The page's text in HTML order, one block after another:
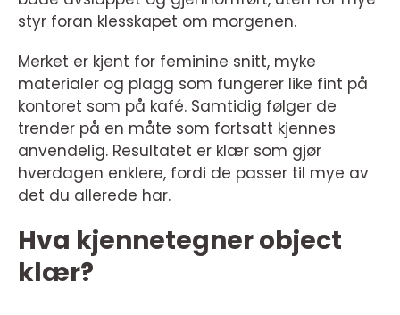
styr foran klesskapet om morgenen.
Merket er kjent for feminine snitt, myke
materialer og plagg som fungerer like fint på
kontoret som på kafé. Samtidig følger de
trender på en måte som fortsatt kjennes
anvendelig. Resultatet er klær som gjør
hverdagen enklere, fordi de passer til mye av
det du allerede har.
Hva kjennetegner object
klær?